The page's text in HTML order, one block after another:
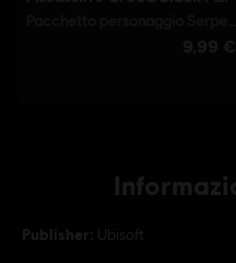
Publisher: Ubisoft